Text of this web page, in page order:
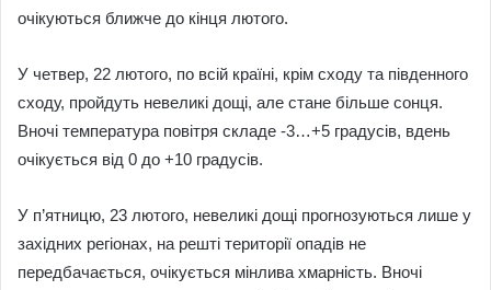
очікуються ближче до кінця лютого.
У четвер, 22 лютого, по всій країні, крім сходу та південного
сходу, пройдуть невеликі дощі, але стане більше сонця.
Вночі температура повітря складе -3…+5 градусів, вдень
очікується від 0 до +10 градусів.
У п’ятницю, 23 лютого, невеликі дощі прогнозуються лише у
західних регіонах, на решті території опадів не
передбачається, очікується мінлива хмарність. Вночі